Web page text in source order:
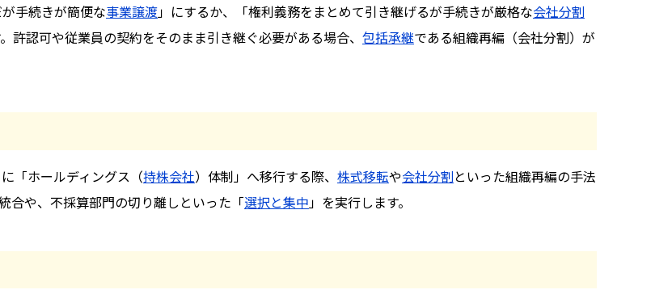
手続きが簡便な事業譲渡」にするか、「権利義務をまとめて引き継げるが手続きが厳格な会社分割
許認可や従業員の契約をそのまま引き継ぐ必要がある場合、 包括承継である組織再編（会社分割）が
「ホールディングス（持株会社）体制」へ移行する際、 株式移転や会社分割といった組織再編の手法
合や、不採算部門の切り離しといった「選択と集中 」を実行します。